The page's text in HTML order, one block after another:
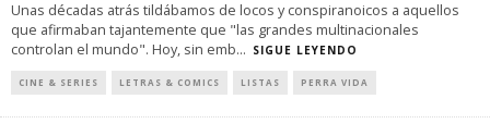
Unas décadas atrás tildábamos de locos y conspiranoicos a aquellos
que afirmaban tajantemente que "las grandes multinacionales
controlan el mundo". Hoy, sin emb... SIGUE LEYENDO
CINE & SERIES LETRAS & COMICS LISTAS PERRA VIDA